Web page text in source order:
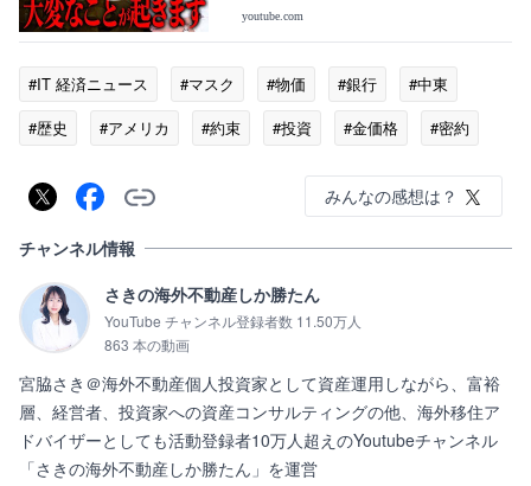
youtube.com
#IT 経済ニュース #マスク #物価 #銀行
#中東
#歴史
#アメリカ #約束 #投資 #金価格 #密約
みんなの感想は？
チャンネル情報
さきの海外不動産しか勝たん
YouTube チャンネル登録者数 11.50万人
863 本の動画
宮脇さき＠海外不動産個人投資家として資産運用しながら、富裕
層、経営者、投資家への資産コンサルティングの他、海外移住ア
ドバイザーとしても活動登録者10万人超えのYoutubeチャンネル
「さきの海外不動産しか勝たん」を運営